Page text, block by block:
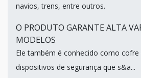
navios, trens, entre outros.
O PRODUTO GARANTE ALTA
MODELOS
Ele também é conhecido como cofre
dispositivos de segurança que s&a...